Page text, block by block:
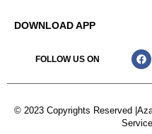
DOWNLOAD APP
FOLLOW US ON
© 2023 Copyrights Reserved